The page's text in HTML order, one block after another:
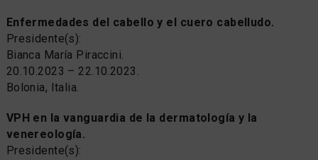
Enfermedades del cabello y el cuero cabelludo.
Presidente(s):
Bianca María Piraccini.
20.10.2023 – 22.10.2023.
Bolonia, Italia.
VPH en la vanguardia de la dermatología y la
venereología.
Presidente(s):